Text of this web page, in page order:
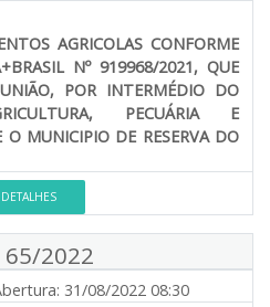
AGRICOLAS CONFORME
Nº 919968/2021, QUE
POR INTERMÉDIO DO
PECUÁRIA E
MUNICIPIO DE RESERVA DO
DETALHES
65/2022
31/08/2022 08:30